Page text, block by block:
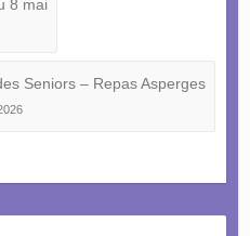
8 mai
Seniors – Repas Asperges